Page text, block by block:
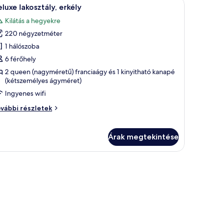
23 lakosztály, erkély
Kilátás a hegyekre
220 négyzetméter
1 hálószoba
6 férőhely
2 queen (nagyméretű) franciaágy és 1 kinyitható kanapé
(kétszemélyes ágyméret)
Ingyenes wifi
részletek
Árak megtekintése